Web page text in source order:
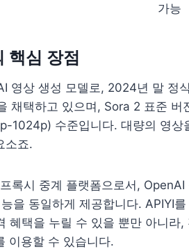
가능
핵심 장점
영상 생성 모델로, 2024년 말 정
채택하고 있으며, Sora 2 표준
수준입니다. 대량의 영상
소죠.
록시 중계 플랫폼으로서,
을 동일하게 제공합니다. APIYI
혜택을 누릴 수 있을 뿐만 아니라
이용할 수 있습니다.